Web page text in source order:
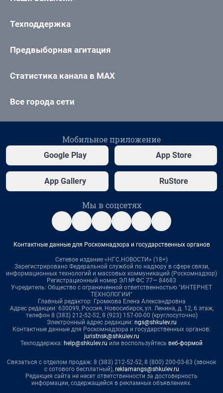
Техподдержка
Предвыборная агитация
Статистика канала в MAX
Все города сети
Мобильное приложение
Google Play App Store
App Gallery RuStore
Мы в соцсетях
Контактные данные для Роскомнадзора и государственных органов
Сетевое издание «НГС.НОВОСТИ» (18+)
Зарегистрировано Федеральной службой по надзору в сфере связи,
информационных технологий и массовых коммуникаций (Роскомнадзор)
Регистрационный номер ЭЛ № ФС 77— 84683
Учредитель: Общество с ограниченной ответственностью "ИНТЕРНЕТ
ТЕХНОЛОГИИ"
Главный редактор: Громкова Елена Александровна
Адрес редакции: 630099, Россия, Новосибирск, ул. Ленина, д. 12, 6 этаж,
телефон 8 (383) 212-52-52, 8 (923) 157-00-00 (круглосуточно)
Электронный адрес редакции: ngs@shkulev.ru
Контактные данные для Роскомнадзора и государственных органов:
juristnsk@shkulev.ru
Техподдержка: help@shkulev.ru или воспользуйтесь веб-формой
Связаться с отделом продаж: 8 (383) 212-52-52, 8 (800) 200-03-83 (звонок
с сотового бесплатный), reklamangs@shkulev.ru
Редакция сайта не несет ответственности за достоверность
информации, содержащейся в рекламных объявлениях.